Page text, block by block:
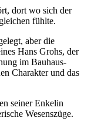
dort wo sich der
fühlte.
aber die
Hans Grohs, der
im Bauhaus-
Charakter und das
seiner Enkelin
Wesenszüge.